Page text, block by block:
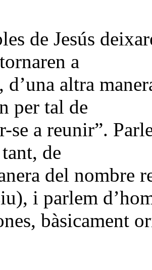
de Jesús
a
d’una altra
per tal de
se a reunir”.
de
del nombre
i parlem
bàsicament